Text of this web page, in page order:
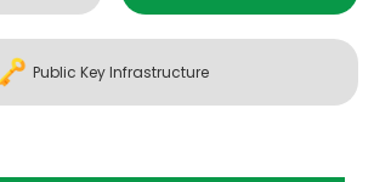
Public Key Infrastructure